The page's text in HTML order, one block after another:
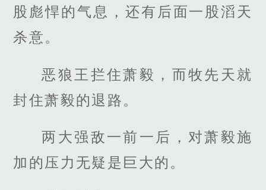
股彪悍的气息，还有后面一股滔天
杀意。
恶狼王拦住萧毅，而牧先天就
封住萧毅的退路。
两大强敌一前一后，对萧毅施
加的压力无疑是巨大的。